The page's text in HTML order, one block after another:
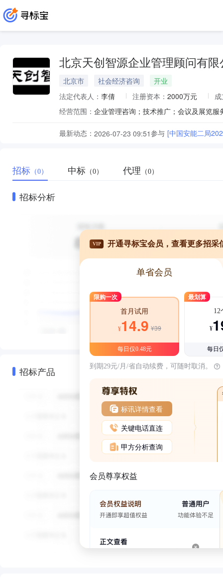
北京天创智源企业管理顾问有限
北京市 社会经济咨询
开业
法定代表人： 李倩 注册资本： 2000万元
经营范围：
最新动态： 2026-07-23 09:51参与 [中国安能二局
招标 （0） 中标 （0） 代理 （0）
招标分析
招标产品
VIP 开通寻标宝会员，查看更多招采
单省会员
限购一次
首月试用
¥14.9 ¥39
每日仅0.48元
最划算
12
¥
每日
到期29元/月/省自动续费，可随时取消。
标讯详情查看
关键电话直连
甲方分析查询
会员尊享权益